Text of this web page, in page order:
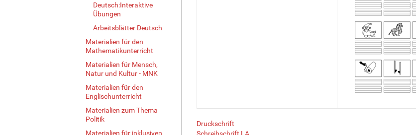
Deutsch:Interaktive
Übungen
Arbeitsblätter Deutsch
Materialien für den
Mathematikunterricht
Materialien für Mensch,
Natur und Kultur - MNK
Materialien für den
Englischunterricht
Materialien zum Thema
Politik
Materialien für inklusiven
Druckschrift
Schreibschrift LA